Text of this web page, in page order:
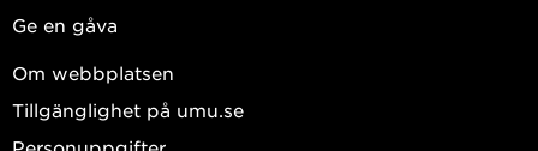
Ge en gåva
Om webbplatsen
Tillgänglighet på umu.se